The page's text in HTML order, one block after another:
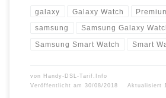
galaxy Galaxy Watch
samsung Samsung Galaxy
Samsung Smart Watch Smart
von Handy-DSL-Tarif.Info
Veröffentlicht am 30/08/2018 Aktualisiert